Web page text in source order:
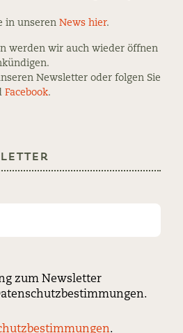
in unseren News hier.
werden wir auch wieder öffnen
Newsletter oder folgen Sie
Facebook.
zum Newsletter
.